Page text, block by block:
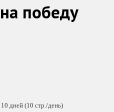
победу
дней (10 стр./день)